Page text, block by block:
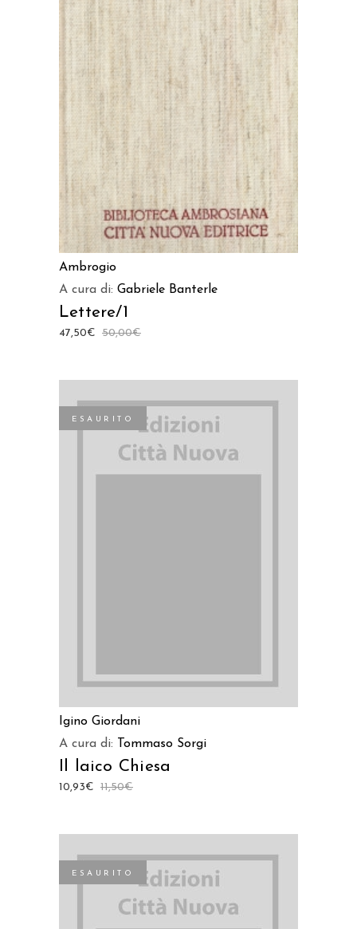
AGGIUNGI AL CARRELLO
Ambrogio
A cura di: Gabriele Banterle
Lettere/1
50,00€
47,50€
ESAURITO
Igino Giordani
A cura di: Tommaso Sorgi
Il laico Chiesa
11,50€
10,93€
ESAURITO